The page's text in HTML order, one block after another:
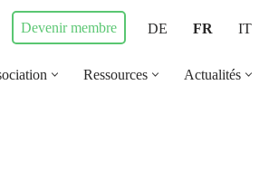
Devenir membre DE FR IT
Ressources Actualités